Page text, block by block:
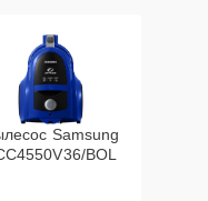
Samsung
BOL